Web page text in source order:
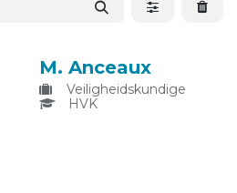
M. Anceaux
Veiligheidskundige
HVK